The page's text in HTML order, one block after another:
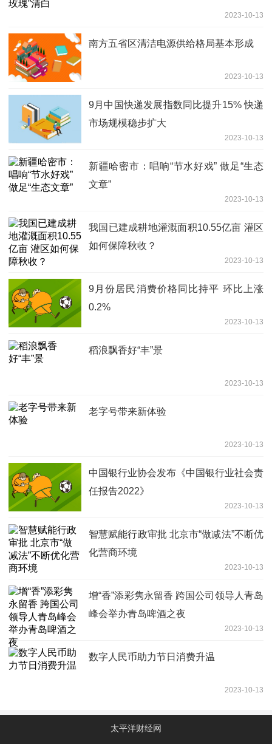
2023-10-13
南方五省区清洁电源供给格局基本形成
2023-10-13
9月中国快递发展指数同比提升15% 快递
市场规模稳步扩大
2023-10-13
新疆哈密市：唱响“节水好戏” 做足“生态
文章”
2023-10-13
我国已建成耕地灌溉面积10.55亿亩 灌区
如何保障秋收？
2023-10-13
9月份居民消费价格同比持平 环比上涨
0.2%
2023-10-13
稻浪飘香好“丰”景
2023-10-13
老字号带来新体验
2023-10-13
中国银行业协会发布《中国银行业社会责
任报告2022》
2023-10-13
智慧赋能行政审批 北京市“做减法”不断优
化营商环境
2023-10-13
增“香”添彩隽永留香 跨国公司领导人青岛
峰会举办青岛啤酒之夜
2023-10-13
数字人民币助力节日消费升温
2023-10-13
太平洋财经网